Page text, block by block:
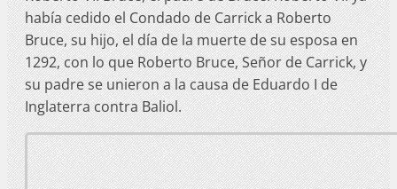
había cedido el Condado de Carrick a Roberto
Bruce, su hijo, el día de la muerte de su esposa en
1292, con lo que Roberto Bruce, Señor de Carrick, y
su padre se unieron a la causa de Eduardo I de
Inglaterra contra Baliol.